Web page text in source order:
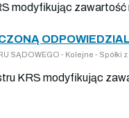
modyfikując zawartość
SĄDOWEGO - Kolejne -
KRS modyfikując